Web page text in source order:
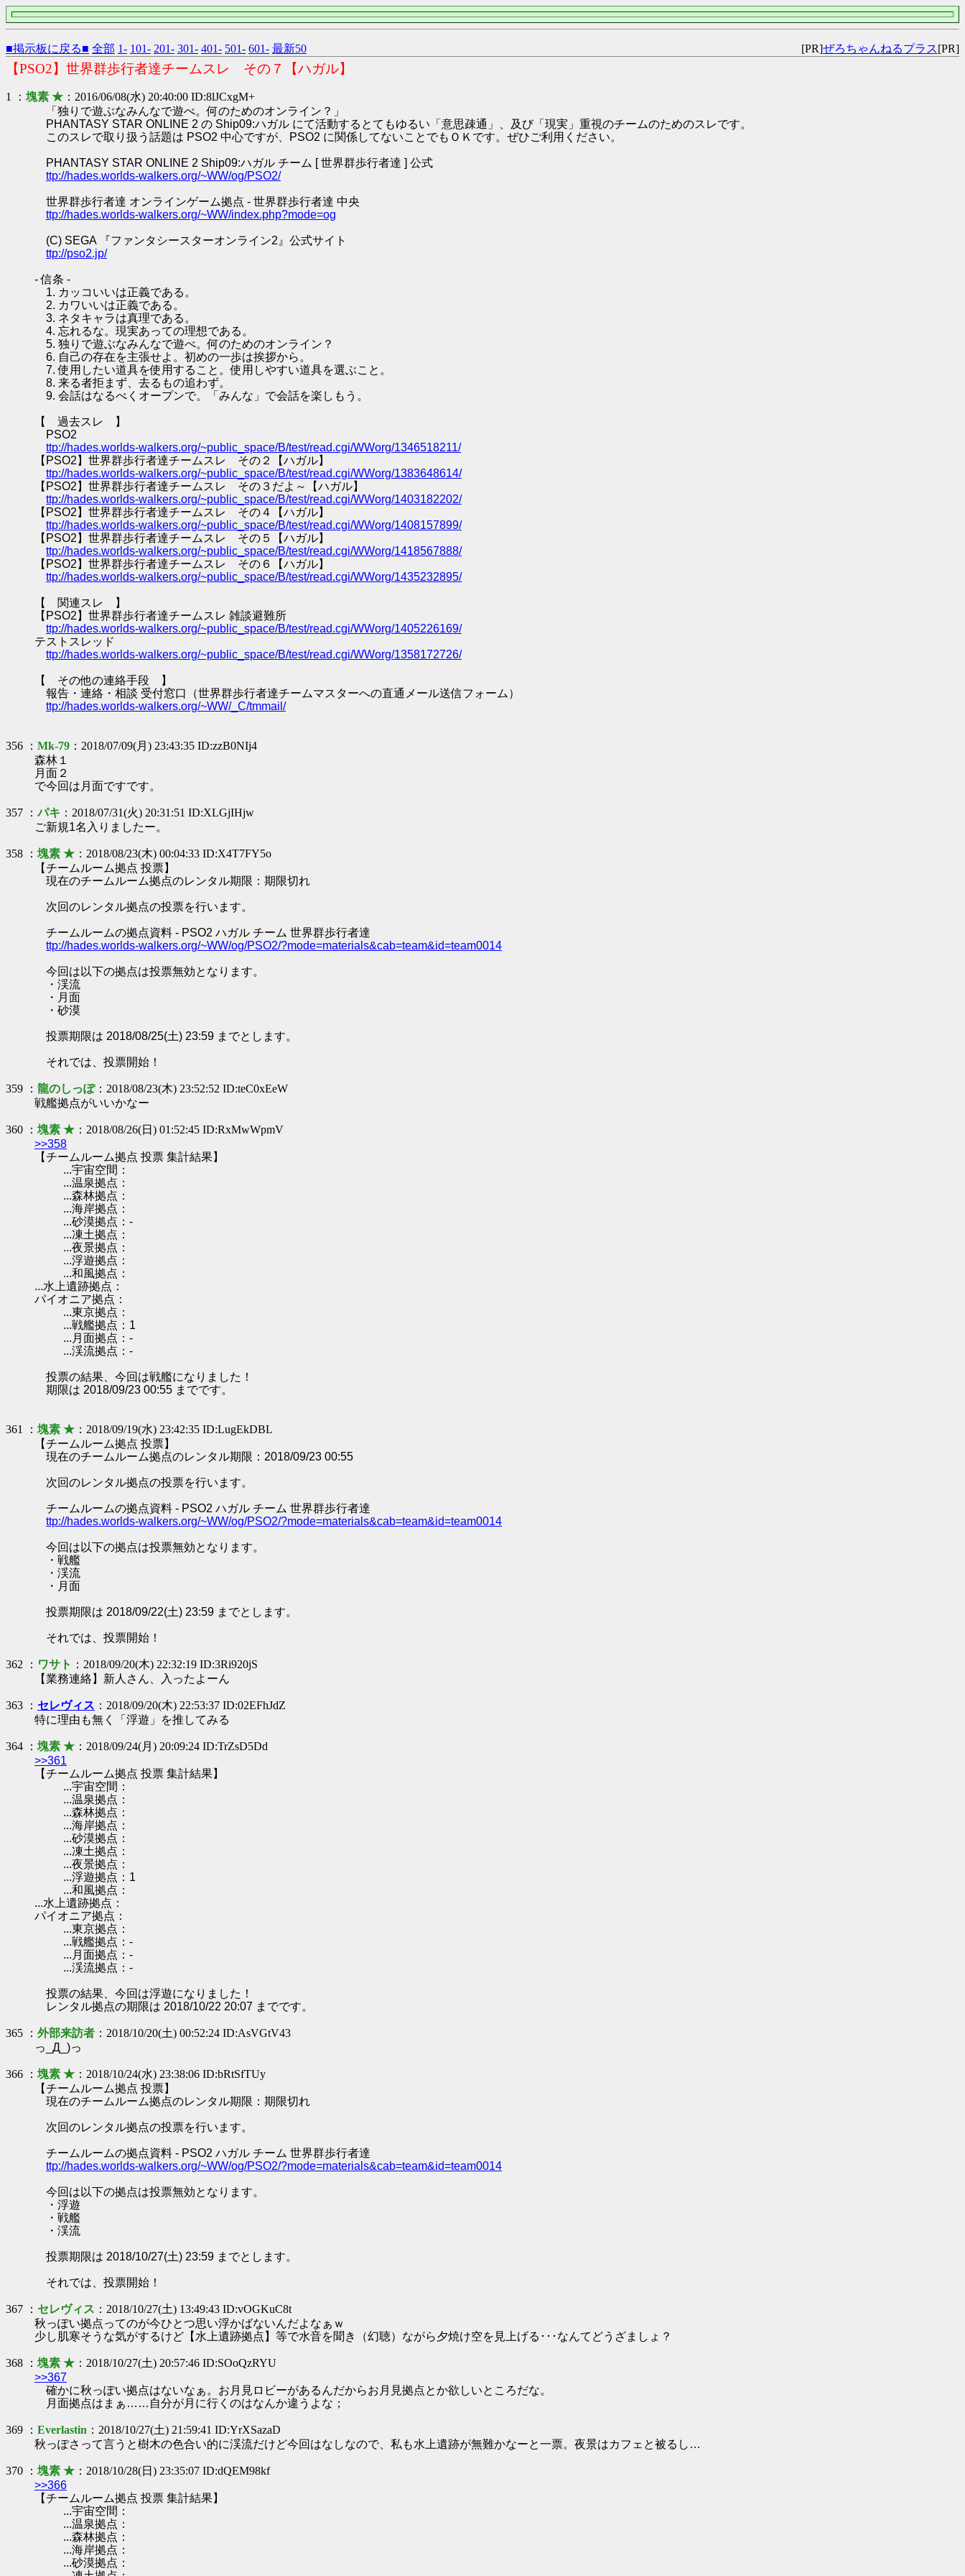
■掲示板に戻る■ 全部 1- 101- 201- 301- 401- 501- 601- 最新50 [PR]ぜろちゃんねるプラス[PR]
【PSO2】世界群歩行者達チームスレ その７【ハガル】
1 ： 塊素 ★ ：2016/06/08(水) 20:40:00 ID:8lJCxgM+
「独りで遊ぶなみんなで遊べ。何のためのオンライン？」
PHANTASY STAR ONLINE 2 の Ship09:ハガル にて活動するとてもゆるい「意思疎通」、及び「現実」重視のチームのためのスレです。
このスレで取り扱う話題は PSO2 中心ですが、PSO2 に関係してないことでもＯＫです。ぜひご利用ください。
PHANTASY STAR ONLINE 2 Ship09:ハガル チーム [ 世界群歩行者達 ] 公式
ttp://hades.worlds-walkers.org/~WW/og/PSO2/
世界群歩行者達 オンラインゲーム拠点 - 世界群歩行者達 中央
ttp://hades.worlds-walkers.org/~WW/index.php?mode=og
(C) SEGA 『ファンタシースターオンライン2』公式サイト
ttp://pso2.jp/
- 信条 -
1. カッコいいは正義である。
2. カワいいは正義である。
3. ネタキャラは真理である。
4. 忘れるな。現実あっての理想である。
5. 独りで遊ぶなみんなで遊べ。何のためのオンライン？
6. 自己の存在を主張せよ。初めの一歩は挨拶から。
7. 使用したい道具を使用すること。使用しやすい道具を選ぶこと。
8. 来る者拒まず、去るもの追わず。
9. 会話はなるべくオープンで。「みんな」で会話を楽しもう。
【 過去スレ 】
PSO2
ttp://hades.worlds-walkers.org/~public_space/B/test/read.cgi/WWorg/1346518211/
【PSO2】世界群歩行者達チームスレ その２【ハガル】
ttp://hades.worlds-walkers.org/~public_space/B/test/read.cgi/WWorg/1383648614/
【PSO2】世界群歩行者達チームスレ その３だよ～【ハガル】
ttp://hades.worlds-walkers.org/~public_space/B/test/read.cgi/WWorg/1403182202/
【PSO2】世界群歩行者達チームスレ その４【ハガル】
ttp://hades.worlds-walkers.org/~public_space/B/test/read.cgi/WWorg/1408157899/
【PSO2】世界群歩行者達チームスレ その５【ハガル】
ttp://hades.worlds-walkers.org/~public_space/B/test/read.cgi/WWorg/1418567888/
【PSO2】世界群歩行者達チームスレ その６【ハガル】
ttp://hades.worlds-walkers.org/~public_space/B/test/read.cgi/WWorg/1435232895/
【 関連スレ 】
【PSO2】世界群歩行者達チームスレ 雑談避難所
ttp://hades.worlds-walkers.org/~public_space/B/test/read.cgi/WWorg/1405226169/
テストスレッド
ttp://hades.worlds-walkers.org/~public_space/B/test/read.cgi/WWorg/1358172726/
【 その他の連絡手段 】
報告・連絡・相談 受付窓口（世界群歩行者達チームマスターへの直通メール送信フォーム）
ttp://hades.worlds-walkers.org/~WW/_C/tmmail/
356 ： Mk-79 ：2018/07/09(月) 23:43:35 ID:zzB0NIj4
森林１
月面２
で今回は月面ですです。
357 ：パキ ：2018/07/31(火) 20:31:51 ID:XLGjIHjw
ご新規1名入りましたー。
358 ： 塊素 ★ ：2018/08/23(木) 00:04:33 ID:X4T7FY5o
【チームルーム拠点 投票】
現在のチームルーム拠点のレンタル期限：期限切れ
次回のレンタル拠点の投票を行います。
チームルームの拠点資料 - PSO2 ハガル チーム 世界群歩行者達
ttp://hades.worlds-walkers.org/~WW/og/PSO2/?mode=materials&cab=team&id=team0014
今回は以下の拠点は投票無効となります。
・渓流
・月面
・砂漠
投票期限は 2018/08/25(土) 23:59 までとします。
それでは、投票開始！
359 ： 龍のしっぽ：2018/08/23(木) 23:52:52 ID:teC0xEeW
戦艦拠点がいいかなー
360 ： 塊素 ★ ：2018/08/26(日) 01:52:45 ID:RxMwWpmV
>>358
【チームルーム拠点 投票 集計結果】
...宇宙空間：
...温泉拠点：
...森林拠点：
...海岸拠点：
...砂漠拠点：-
...凍土拠点：
...夜景拠点：
...浮遊拠点：
...和風拠点：
...水上遺跡拠点：
パイオニア拠点：
...東京拠点：
...戦艦拠点：1
...月面拠点：-
...渓流拠点：-
投票の結果、今回は戦艦になりました！
期限は 2018/09/23 00:55 までです。
361 ： 塊素 ★ ：2018/09/19(水) 23:42:35 ID:LugEkDBL
【チームルーム拠点 投票】
現在のチームルーム拠点のレンタル期限：2018/09/23 00:55
次回のレンタル拠点の投票を行います。
チームルームの拠点資料 - PSO2 ハガル チーム 世界群歩行者達
ttp://hades.worlds-walkers.org/~WW/og/PSO2/?mode=materials&cab=team&id=team0014
今回は以下の拠点は投票無効となります。
・戦艦
・渓流
・月面
投票期限は 2018/09/22(土) 23:59 までとします。
それでは、投票開始！
362 ： ワサト ：2018/09/20(木) 22:32:19 ID:3Ri920jS
【業務連絡】新人さん、入ったよーん
363 ： セレヴィス ：2018/09/20(木) 22:53:37 ID:02EFhJdZ
特に理由も無く「浮遊」を推してみる
364 ： 塊素 ★ ：2018/09/24(月) 20:09:24 ID:TrZsD5Dd
>>361
【チームルーム拠点 投票 集計結果】
...宇宙空間：
...温泉拠点：
...森林拠点：
...海岸拠点：
...砂漠拠点：
...凍土拠点：
...夜景拠点：
...浮遊拠点：1
...和風拠点：
...水上遺跡拠点：
パイオニア拠点：
...東京拠点：
...戦艦拠点：-
...月面拠点：-
...渓流拠点：-
投票の結果、今回は浮遊になりました！
レンタル拠点の期限は 2018/10/22 20:07 までです。
365 ： 外部来訪者 ：2018/10/20(土) 00:52:24 ID:AsVGtV43
っ_Д_)っ
366 ： 塊素 ★ ：2018/10/24(水) 23:38:06 ID:bRtSfTUy
【チームルーム拠点 投票】
現在のチームルーム拠点のレンタル期限：期限切れ
次回のレンタル拠点の投票を行います。
チームルームの拠点資料 - PSO2 ハガル チーム 世界群歩行者達
ttp://hades.worlds-walkers.org/~WW/og/PSO2/?mode=materials&cab=team&id=team0014
今回は以下の拠点は投票無効となります。
・浮遊
・戦艦
・渓流
投票期限は 2018/10/27(土) 23:59 までとします。
それでは、投票開始！
367 ： セレヴィス ：2018/10/27(土) 13:49:43 ID:vOGKuC8t
秋っぽい拠点ってのが今ひとつ思い浮かばないんだよなぁｗ
少し肌寒そうな気がするけど【水上遺跡拠点】等で水音を聞き（幻聴）ながら夕焼け空を見上げる･･･なんてどうざましょ？
368 ： 塊素 ★ ：2018/10/27(土) 20:57:46 ID:SOoQzRYU
>>367
確かに秋っぽい拠点はないなぁ。お月見ロビーがあるんだからお月見拠点とか欲しいところだな。
月面拠点はまぁ……自分が月に行くのはなんか違うよな；
369 ： Everlastin ：2018/10/27(土) 21:59:41 ID:YrXSazaD
秋っぽさって言うと樹木の色合い的に渓流だけど今回はなしなので、私も水上遺跡が無難かなーと一票。夜景はカフェと被るし…
370 ： 塊素 ★ ：2018/10/28(日) 23:35:07 ID:dQEM98kf
>>366
【チームルーム拠点 投票 集計結果】
...宇宙空間：
...温泉拠点：
...森林拠点：
...海岸拠点：
...砂漠拠点：